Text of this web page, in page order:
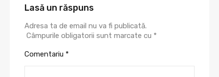
Lasă un răspuns
Adresa ta de email nu va fi publicată.
Câmpurile obligatorii sunt marcate cu *
Comentariu *